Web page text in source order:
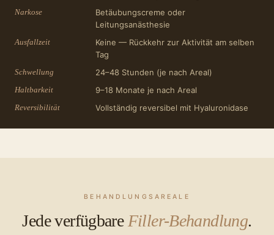
Narkose
Betäubungscreme oder
Leitungsanästhesie
Ausfallzeit
Keine — Rückkehr zur Aktivität am selben
Tag
Schwellung 24–48 Stunden (je nach Areal)
Haltbarkeit 9–18 Monate je nach Areal
Reversibilität Vollständig reversibel mit Hyaluronidase
BEHANDLUNGSAREALE
Jede verfügbare Filler-Behandlung.